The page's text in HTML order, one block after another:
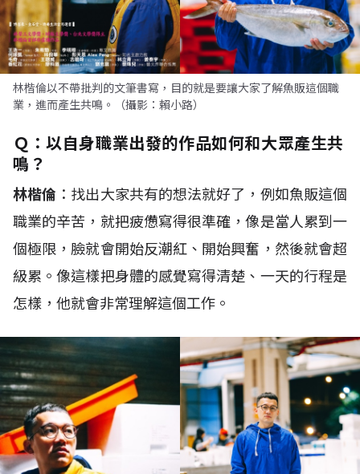
林楷倫以不帶批判的文筆書寫，目的就是要讓大家了解魚販這個職
業，進而產生共鳴。（攝影：賴小路）
Ｑ：以自身職業出發的作品如何和大眾產生共
鳴？
林楷倫 ：找出大家共有的想法就好了，例如魚販這個
職業的辛苦，就把疲憊寫得很準確，像是當人累到一
個極限，臉就會開始反潮紅、開始興奮，然後就會超
級累。像這樣把身體的感覺寫得清楚、一天的行程是
怎樣，他就會非常理解這個工作。